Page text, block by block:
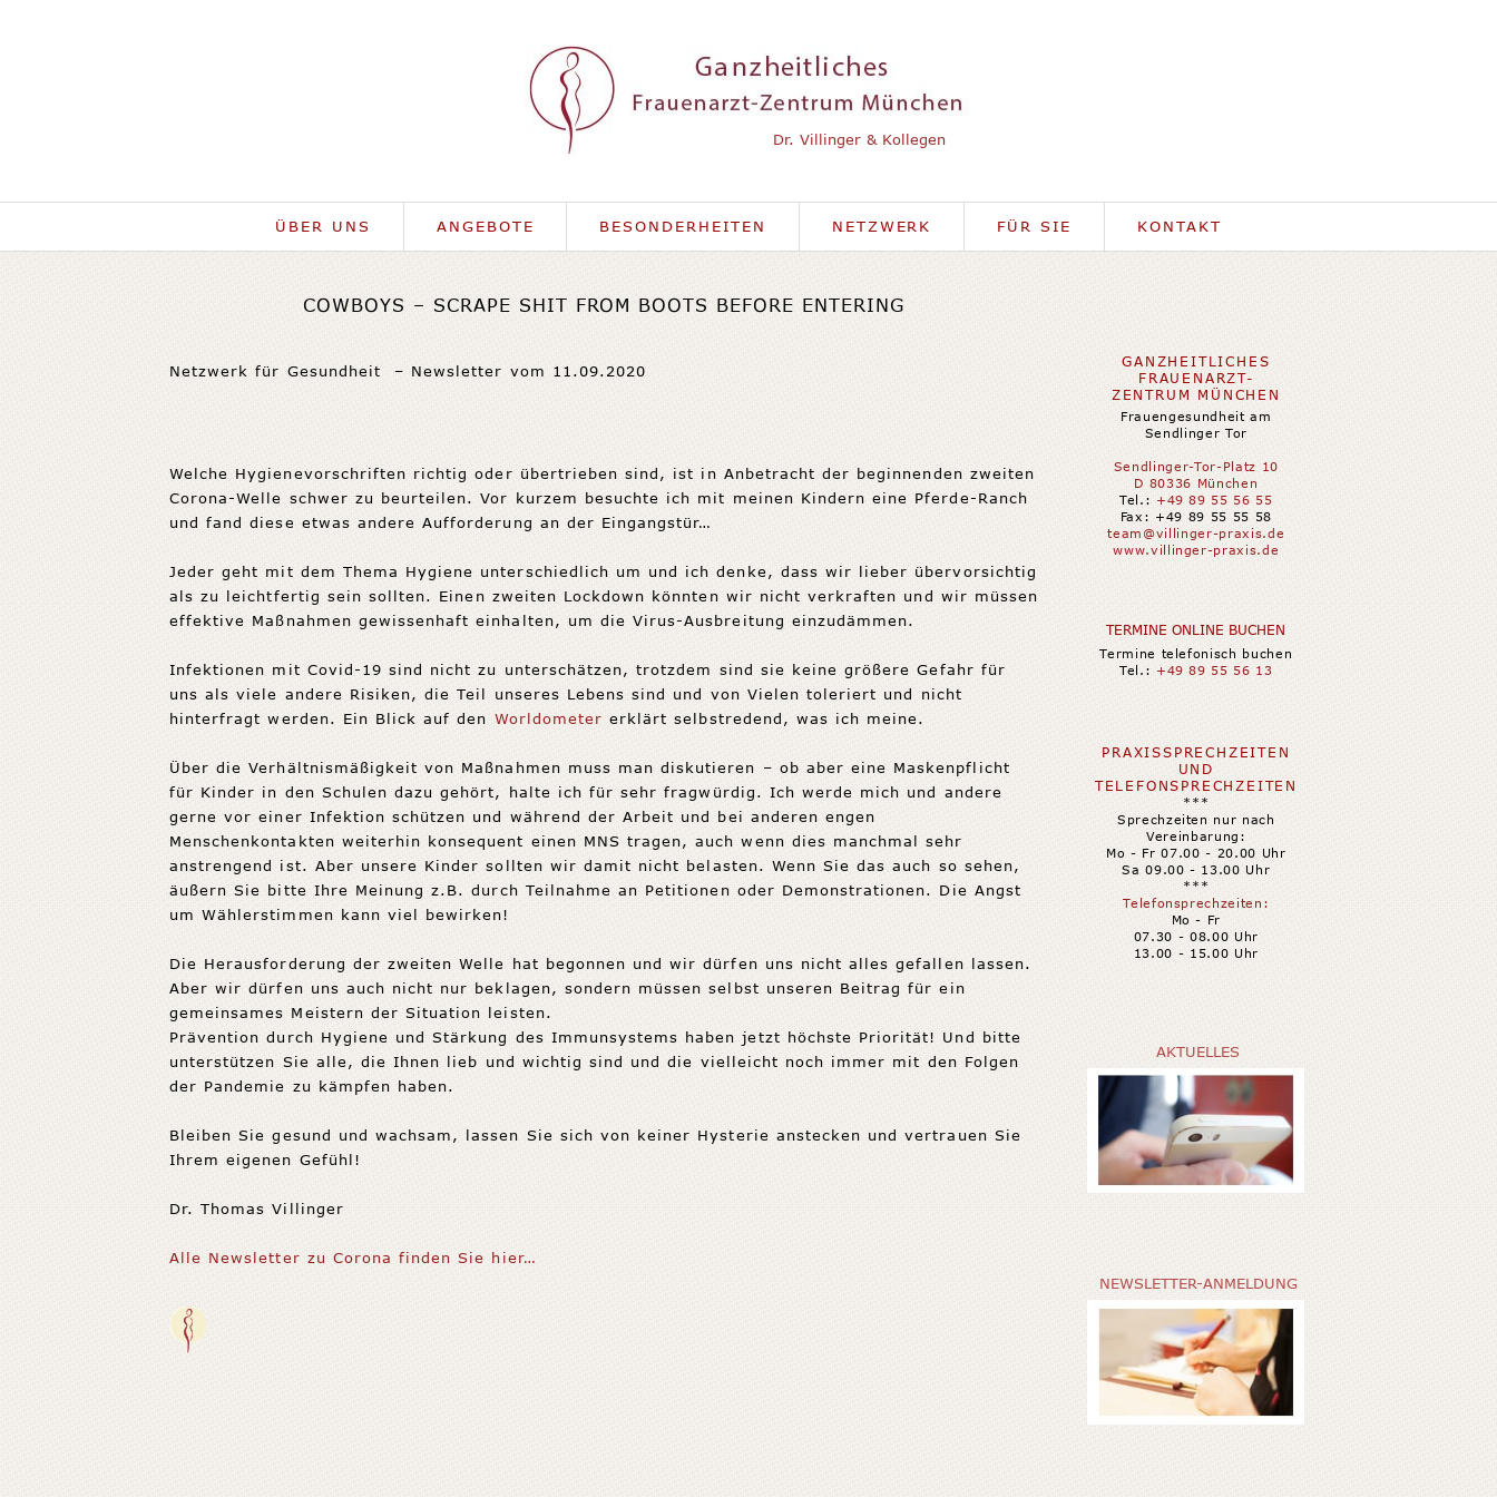
Dr. Villinger & Kollegen
ÜBER UNS ANGEBOTE BESONDERHEITEN NETZWERK FÜR SIE KONTAKT
COWBOYS – SCRAPE SHIT FROM BOOTS BEFORE ENTERING
Netzwerk für Gesundheit – Newsletter vom 11.09.2020
Welche Hygienevorschriften richtig oder übertrieben sind, ist in Anbetracht der beginnenden zweiten
Corona-Welle schwer zu beurteilen. Vor kurzem besuchte ich mit meinen Kindern eine Pferde-Ranch
und fand diese etwas andere Aufforderung an der Eingangstür…
Jeder geht mit dem Thema Hygiene unterschiedlich um und ich denke, dass wir lieber übervorsichtig
als zu leichtfertig sein sollten. Einen zweiten Lockdown könnten wir nicht verkraften und wir müssen
effektive Maßnahmen gewissenhaft einhalten, um die Virus-Ausbreitung einzudämmen.
Infektionen mit Covid-19 sind nicht zu unterschätzen, trotzdem sind sie keine größere Gefahr für
uns als viele andere Risiken, die Teil unseres Lebens sind und von Vielen toleriert und nicht
hinterfragt werden. Ein Blick auf den Worldometer erklärt selbstredend, was ich meine.
Über die Verhältnismäßigkeit von Maßnahmen muss man diskutieren – ob aber eine Maskenpflicht
für Kinder in den Schulen dazu gehört, halte ich für sehr fragwürdig. Ich werde mich und andere
gerne vor einer Infektion schützen und während der Arbeit und bei anderen engen
Menschenkontakten weiterhin konsequent einen MNS tragen, auch wenn dies manchmal sehr
anstrengend ist. Aber unsere Kinder sollten wir damit nicht belasten. Wenn Sie das auch so sehen,
äußern Sie bitte Ihre Meinung z.B. durch Teilnahme an Petitionen oder Demonstrationen. Die Angst
um Wählerstimmen kann viel bewirken!
Die Herausforderung der zweiten Welle hat begonnen und wir dürfen uns nicht alles gefallen lassen.
Aber wir dürfen uns auch nicht nur beklagen, sondern müssen selbst unseren Beitrag für ein
gemeinsames Meistern der Situation leisten.
Prävention durch Hygiene und Stärkung des Immunsystems haben jetzt höchste Priorität! Und bitte
unterstützen Sie alle, die Ihnen lieb und wichtig sind und die vielleicht noch immer mit den Folgen
der Pandemie zu kämpfen haben.
Bleiben Sie gesund und wachsam, lassen Sie sich von keiner Hysterie anstecken und vertrauen Sie
Ihrem eigenen Gefühl!
Dr. Thomas Villinger
Alle Newsletter zu Corona finden Sie hier…
GANZHEITLICHES
FRAUENARZT-
ZENTRUM MÜNCHEN
Frauengesundheit am
Sendlinger Tor
Sendlinger-Tor-Platz 10
D 80336 München
Tel.: +49 89 55 56 55
Fax: +49 89 55 55 58
team@villinger-praxis.de
www.villinger-praxis.de
TERMINE ONLINE BUCHEN
Termine telefonisch buchen
Tel.: +49 89 55 56 13
PRAXISSPRECHZEITEN
UND
TELEFONSPRECHZEITEN
***
Sprechzeiten nur nach
Vereinbarung:
Mo - Fr 07.00 - 20.00 Uhr
Sa 09.00 - 13.00 Uhr
***
Telefonsprechzeiten:
Mo - Fr
07.30 - 08.00 Uhr
13.00 - 15.00 Uhr
AKTUELLES
NEWSLETTER-ANMELDUNG